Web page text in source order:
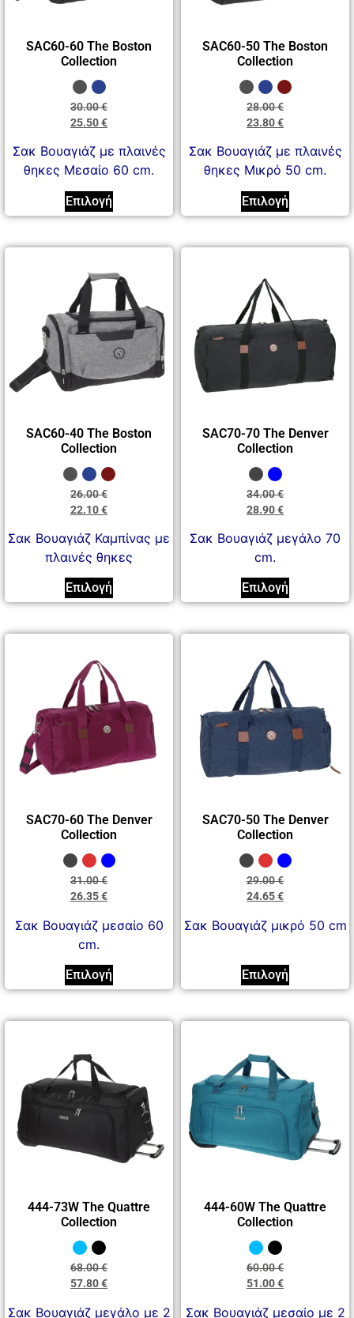
SAC60-60 The Boston
Collection
30.00€
25.50€
Σακ Βουαγιάζ με πλαινές
θηκες Μεσαίο 60 cm.
Επιλογή
SAC60-50 The Boston
Collection
28.00€
23.80€
Σακ Βουαγιάζ με πλαινές
θηκες Μικρό 50 cm.
Επιλογή
SAC60-40 The Boston
Collection
26.00€
22.10€
Σακ Βουαγιάζ Καμπίνας με
πλαινές θηκες
Επιλογή
SAC70-70 The Denver
Collection
34.00€
28.90€
Σακ Βουαγιάζ μεγάλο 70
cm.
Επιλογή
SAC70-60 The Denver
Collection
31.00€
26.35€
Σακ Βουαγιάζ μεσαίο 60
cm.
Επιλογή
SAC70-50 The Denver
Collection
29.00€
24.65€
Σακ Βουαγιάζ μικρό 50 cm
Επιλογή
444-73W The Quattre
Collection
68.00€
57.80€
Σακ Βουαγιάζ μεγάλο με 2
444-60W The Quattre
Collection
60.00€
51.00€
Σακ Βουαγιάζ μεσαίο με 2